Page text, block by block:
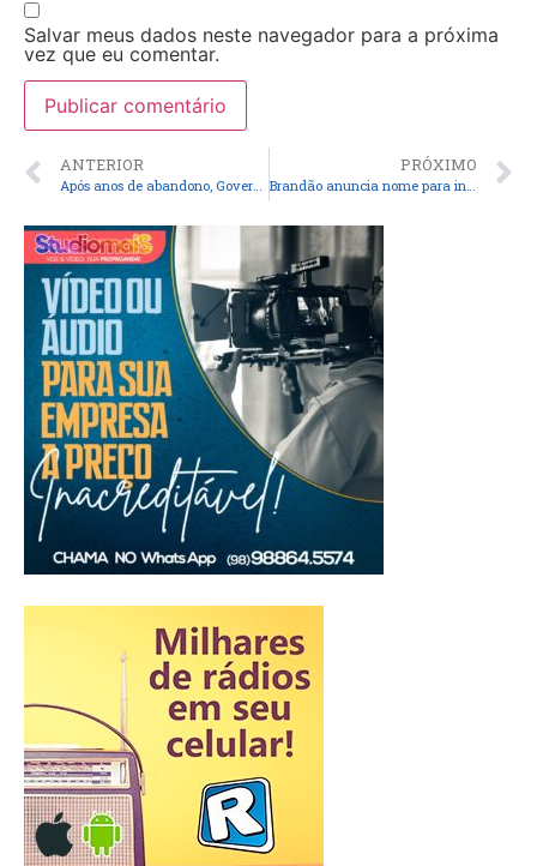
Salvar meus dados neste navegador para a próxima
vez que eu comentar.
ANTERIOR
Após anos de abandono, Governo Brandão recupera estradas da Baixada e do Litoral Maranhense
PRÓXIMO
Brandão anuncia nome para interventor em Turilândia(MA)